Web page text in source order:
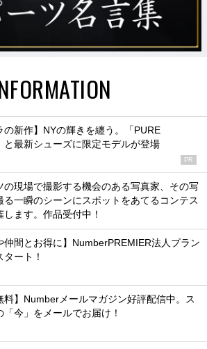
の新作】NYの輝きを纏う。「PURE
と最新シューズに限定モデルが登場
PR
の現場で撮影する機会のある写真家、その写
る一瞬のシーンにスポットをあてるコンテス
します。作品受付中！
仲間とお得に】NumberPREMIER法人プラン
ート！
料】Numberメールマガジン好評配信中。ス
「今」をメールでお届け！